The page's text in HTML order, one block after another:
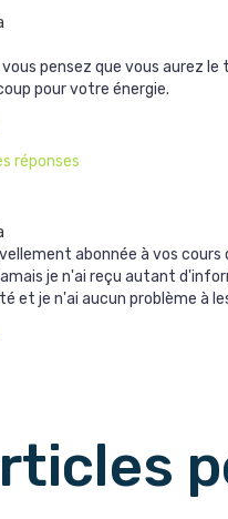
pensez que vous aurez
pour votre énergie.
réponses
abonnée à vos cours
je n'ai reçu autant
et je n'ai aucun problème à